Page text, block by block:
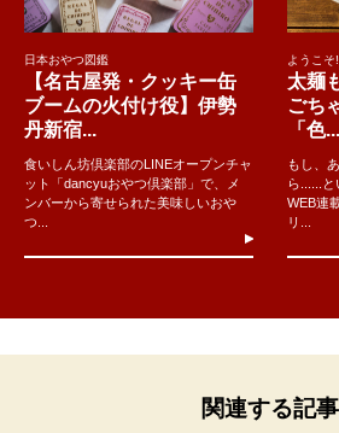
日本おやつ図鑑
【名古屋発・クッキー缶
ブームの火付け役】伊勢
丹新宿...
食いしん坊倶楽部のLINEオープンチャ
ット「dancyuおやつ倶楽部」で、メ
ンバーから寄せられた美味しいおや
つ...
ようこ
太麺
ごち
「色...
もし、
ら......
WEB連
リ...
関連する記事